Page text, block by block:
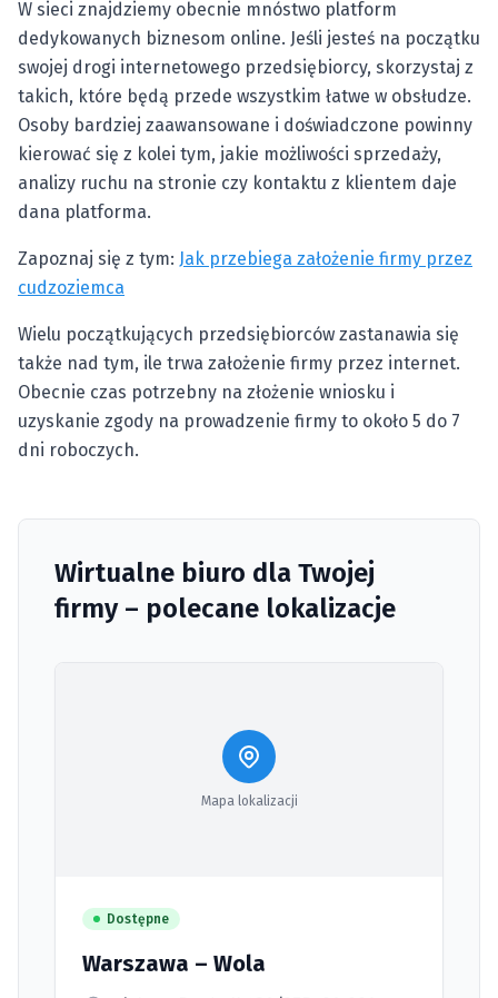
W sieci znajdziemy obecnie mnóstwo platform
dedykowanych biznesom online. Jeśli jesteś na początku
swojej drogi internetowego przedsiębiorcy, skorzystaj z
takich, które będą przede wszystkim łatwe w obsłudze.
Osoby bardziej zaawansowane i doświadczone powinny
kierować się z kolei tym, jakie możliwości sprzedaży,
analizy ruchu na stronie czy kontaktu z klientem daje
dana platforma.
Zapoznaj się z tym: Jak przebiega założenie firmy przez
cudzoziemca
Wielu początkujących przedsiębiorców zastanawia się
także nad tym, ile trwa założenie firmy przez internet.
Obecnie czas potrzebny na złożenie wniosku i
uzyskanie zgody na prowadzenie firmy to około 5 do 7
dni roboczych.
Wirtualne biuro dla Twojej
firmy – polecane lokalizacje
Mapa lokalizacji
Dostępne
Warszawa – Wola